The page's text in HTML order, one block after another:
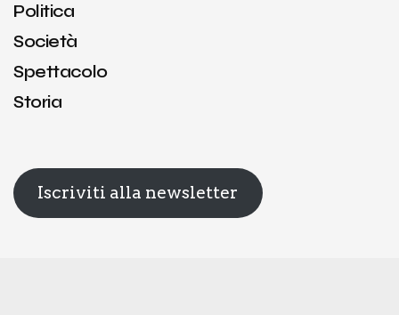
Politica
Società
Spettacolo
Storia
Iscriviti alla newsletter